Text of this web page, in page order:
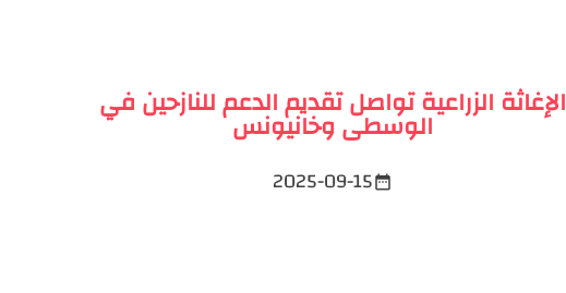
الإغاثة الزراعية تواصل تقديم الدعم للنازحين في
الوسطى وخانيونس
2025-09-15date_range